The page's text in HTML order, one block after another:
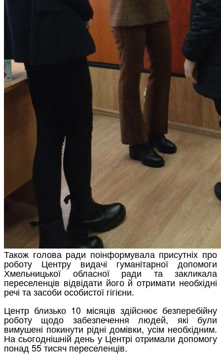
Також голова ради поінформувала присутніх про
роботу Центру видачі гуманітарної допомоги
Хмельницької обласної ради та закликала
переселенців відвідати його й отримати необхідні
речі та засоби особистої гігієни.
Центр близько 10 місяців здійснює безперебійну
роботу щодо забезпечення людей, які були
вимушені покинути рідні домівки, усім необхідним.
На сьогоднішній день у Центрі отримали допомогу
понад 55 тисяч переселенців.